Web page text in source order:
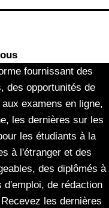
fournissant des
des opportunités de
examens en ligne,
les dernières sur les
les étudiants à la
à l'étranger et des
des diplômés à
d'emploi, de rédaction
les dernières